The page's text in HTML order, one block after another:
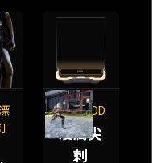
刺刀 MOD
凌厲尖
刺